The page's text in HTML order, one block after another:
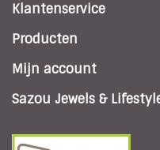
Klantenservice
Producten
Mijn account
Sazou Jewels &